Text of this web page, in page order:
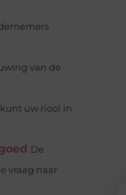
van de
uw riool in
De
vraag naar